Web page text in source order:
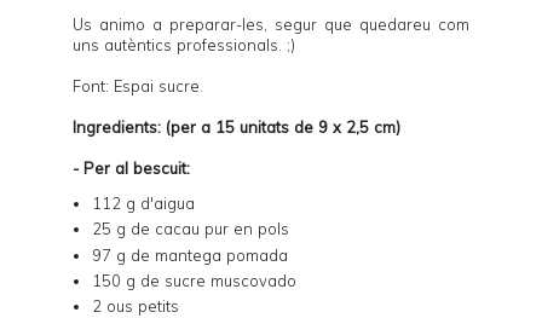
Us animo a preparar-les, segur que quedareu com
uns autèntics professionals. ;)
Font: Espai sucre.
Ingredients: (per a 15 unitats de 9 x 2,5 cm)
- Per al bescuit:
112 g d'aigua
25 g de cacau pur en pols
97 g de mantega pomada
150 g de sucre muscovado
2 ous petits